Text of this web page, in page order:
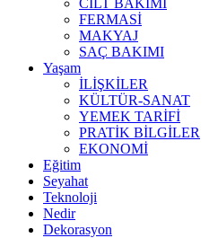
CİLT BAKIMI
FERMASİ
MAKYAJ
SAÇ BAKIMI
Yaşam
İLİŞKİLER
KÜLTÜR-SANAT
YEMEK TARİFİ
PRATİK BİLGİLER
EKONOMİ
Eğitim
Seyahat
Teknoloji
Nedir
Dekorasyon